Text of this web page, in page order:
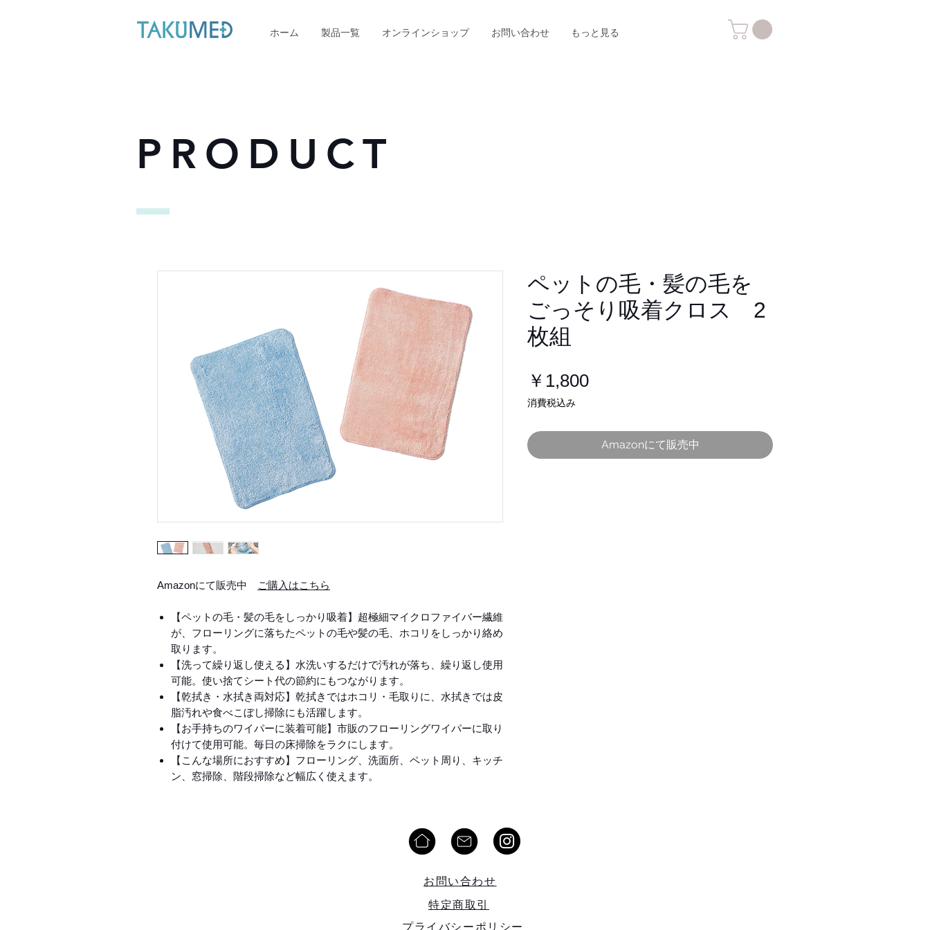
ホーム 製品一覧 オンラインショップ お問い合わせ もっと見る
PRODUCT
Amazonにて販売中 ご購入はこちら
【ペットの毛・髪の毛をしっかり吸着】超極細マイクロファイバー繊維
が、フローリングに落ちたペットの毛や髪の毛、ホコリをしっかり絡め
取ります。
【洗って繰り返し使える】水洗いするだけで汚れが落ち、繰り返し使用
可能。使い捨てシート代の節約にもつながります。
【乾拭き・水拭き両対応】乾拭きではホコリ・毛取りに、水拭きでは皮
脂汚れや食べこぼし掃除にも活躍します。
【お手持ちのワイパーに装着可能】市販のフローリングワイパーに取り
付けて使用可能。毎日の床掃除をラクにします。
【こんな場所におすすめ】フローリング、洗面所、ペット周り、キッチ
ン、窓掃除、階段掃除など幅広く使えます。
ペットの毛・髪の毛を
ごっそり吸着クロス 2
枚組
￥1,800価
消費税込み
Amazonにて販売中
お問い合わせ
特定商取引
プライバシーポリシー